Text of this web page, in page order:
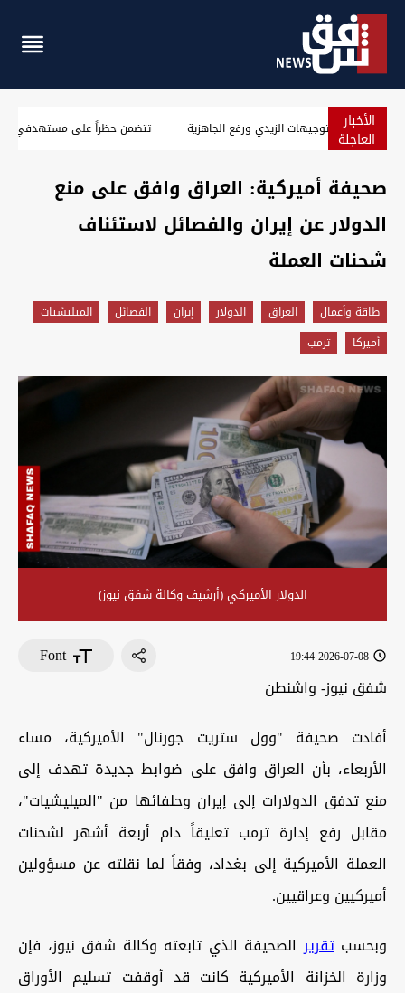
الأخبار
العاجلة بغداد.. اجتماع أمني موسع لتطبيق توجيهات الزيدي ورفع
صحيفة أميركية: العراق وافق على منع
الدولار عن إيران والفصائل لاستئناف
شحنات العملة
طاقة وأعمال العراق الدولار إيران الفصائل
الميليشيات
أميركا
ترمب
الدولار الأميركي (أرشيف وكالة شفق نيوز)
2026-07-08 19:44
Font
شفق نيوز- واشنطن
أفادت صحيفة "وول ستريت جورنال" الأميركية، مساء
الأربعاء، بأن العراق وافق على ضوابط جديدة تهدف إلى
منع تدفق الدولارات إلى إيران وحلفائها من "الميليشيات"،
مقابل رفع إدارة ترمب تعليقاً دام أربعة أشهر لشحنات
العملة الأميركية إلى بغداد، وفقاً لما نقلته عن مسؤولين
أميركيين وعراقيين.
وبحسبتقريرالصحيفة الذي تابعته وكالة شفق نيوز، فإن
وزارة الخزانة الأميركية كانت قد أوقفت تسليم الأوراق